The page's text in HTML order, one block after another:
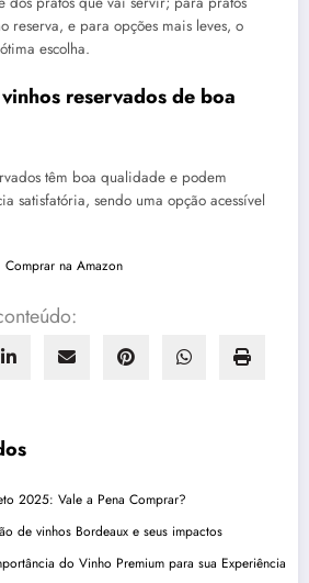
reserva, e para opções mais leves, o
escolha.
reservados de boa
têm boa qualidade e podem
satisfatória, sendo uma opção acessível
Comprar na Amazon
2025: Vale a Pena Comprar?
de vinhos Bordeaux e seus impactos
do Vinho Premium para sua Experiência